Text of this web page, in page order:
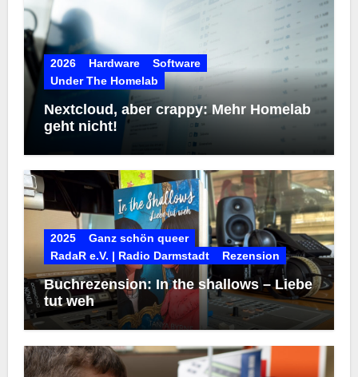
2026 Hardware
Software
Under The Homelab
Nextcloud, aber crappy: Mehr Homelab
geht nicht!
2025
Ganz schön queer
RadaR e.V. | Radio Darmstadt
Rezension
Buchrezension: In the shallows – Liebe
tut weh